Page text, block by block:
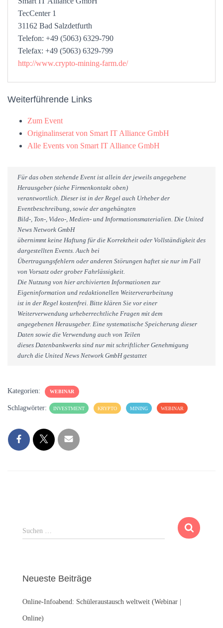
TecCenter 1
31162 Bad Salzdetfurth
Telefon: +49 (5063) 6329-790
Telefax: +49 (5063) 6329-799
http://www.crypto-mining-farm.de/
Weiterführende Links
Zum Event
Originalinserat von Smart IT Alliance GmbH
Alle Events von Smart IT Alliance GmbH
Für das oben stehende Event ist allein der jeweils angegebene
Herausgeber (siehe Firmenkontakt oben)
verantwortlich. Dieser ist in der Regel auch Urheber der
Eventbeschreibung, sowie der angehängten
Bild-, Ton-, Video-, Medien- und Informationsmaterialien. Die United
News Network GmbH
übernimmt keine Haftung für die Korrektheit oder Vollständigkeit des
dargestellten Events. Auch bei
Übertragungsfehlern oder anderen Störungen haftet sie nur im Fall
von Vorsatz oder grober Fahrlässigkeit.
Die Nutzung von hier archivierten Informationen zur
Eigeninformation und redaktionellen Weiterverarbeitung
ist in der Regel kostenfrei. Bitte klären Sie vor einer
Weiterverwendung urheberrechtliche Fragen mit dem
angegebenen Herausgeber. Eine systematische Speicherung dieser
Daten sowie die Verwendung auch von Teilen
dieses Datenbankwerks sind nur mit schriftlicher Genehmigung
durch die United News Network GmbH gestattet
Kategorien: WEBINAR
Schlagwörter: INVESTMENT KRYPTO MINING WEBINAR
S
u
n
a
c
Suchen …
Neueste Beiträge
Online-Infoabend: Schüleraustausch weltweit (Webinar |
Online)